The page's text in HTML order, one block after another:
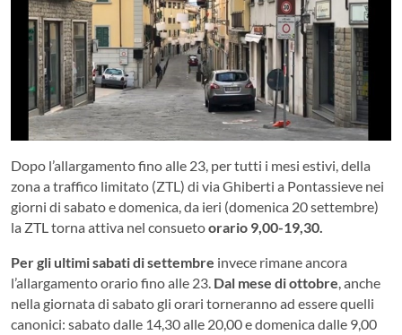
Dopo l’allargamento fino alle 23, per tutti i mesi estivi, della
zona a traffico limitato (ZTL) di via Ghiberti a Pontassieve nei
giorni di sabato e domenica, da ieri (domenica 20 settembre)
la ZTL torna attiva nel consuetoorario 9,00-19,30.
Per gli ultimi sabati di settembre invece rimane ancora
l’allargamento orario fino alle 23. Dal mese di ottobre, anche
nella giornata di sabato gli orari torneranno ad essere quelli
canonici: sabato dalle 14,30 alle 20,00 e domenica dalle 9,00